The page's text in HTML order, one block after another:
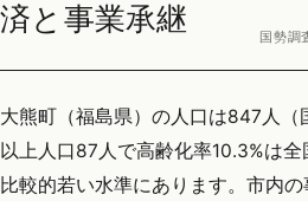
済と事業承継
国勢
大熊町（福島県）の人口は847人
以上人口87人で高齢化率10.3%は
比較的若い水準にあります。市内